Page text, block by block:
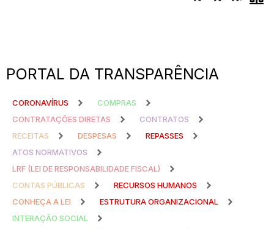
PORTAL DA TRANSPARÊNCIA
CORONAVÍRUS
COMPRAS
CONTRATAÇÕES DIRETAS
CONTRATOS
RECEITAS
DESPESAS
REPASSES
ATOS NORMATIVOS
LRF (LEI DE RESPONSABILIDADE FISCAL)
CONTAS PÚBLICAS
RECURSOS HUMANOS
CONHEÇA A LEI
ESTRUTURA ORGANIZACIONAL
INTERAÇÃO SOCIAL